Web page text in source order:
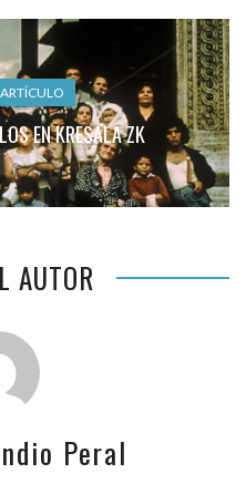
EN KRESALA ZK
AUTOR
Peral